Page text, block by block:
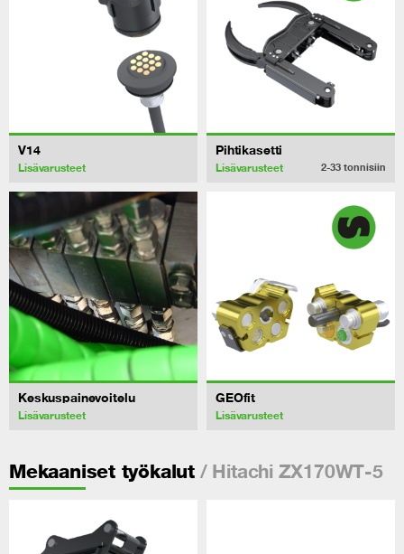
V14
Lisävarusteet
Pihtikasetti
Lisävarusteet 2-33 tonnisiin
Keskuspainevoitelu
Lisävarusteet
GEOfit
Lisävarusteet
Mekaaniset työkalut/ Hitachi ZX170WT-5